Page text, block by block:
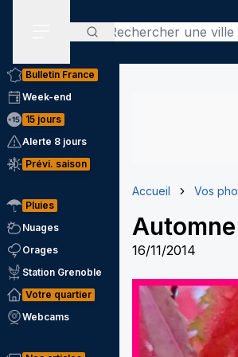
Rechercher
Bulletin France
Week-end
15 jours
Alerte 8 jours
Prévi. saison
Pluies
Nuages
Orages
Station Grenoble
Votre quartier
Webcams
Accueil Vos
16/11/2014